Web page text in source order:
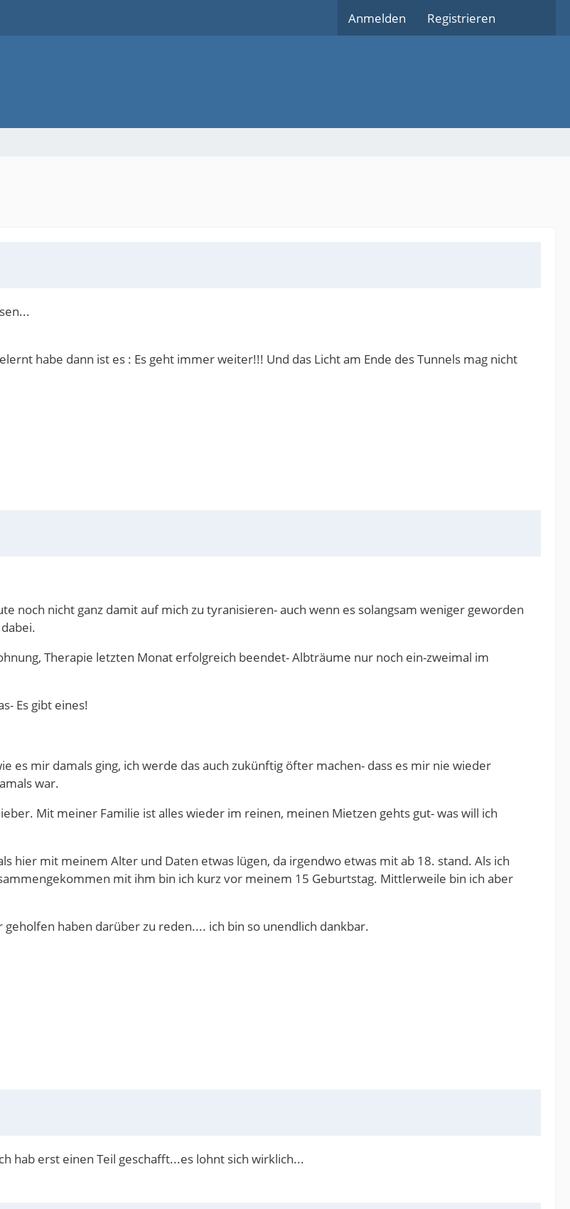
Anmelden Registrieren
habe dann ist es : Es geht immer weiter!!! Und das Licht am Ende des Tunnels mag nicht
noch nicht ganz damit auf mich zu tyranisieren- auch wenn es solangsam weniger geworden
Therapie letzten Monat erfolgreich beendet- Albträume nur noch ein-zweimal im
Es gibt eines!
es mir damals ging, ich werde das auch zukünftig öfter machen- dass es mir nie wieder
war.
Mit meiner Familie ist alles wieder im reinen, meinen Mietzen gehts gut- was will ich
hier mit meinem Alter und Daten etwas lügen, da irgendwo etwas mit ab 18. stand. Als ich
mit ihm bin ich kurz vor meinem 15 Geburtstag. Mittlerweile bin ich aber
haben darüber zu reden.... ich bin so unendlich dankbar.
hab erst einen Teil geschafft...es lohnt sich wirklich...